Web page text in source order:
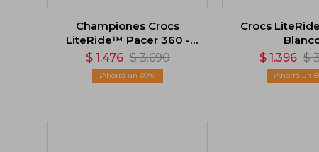
Championes Crocs
LiteRide™ Pacer 360 -
Azul
$ 1.476 $ 3.690
60
Crocs
$ 1.396 $